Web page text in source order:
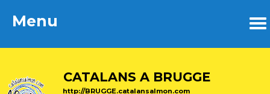
Menu
CATALANS A BRUGGE
http://BRUGGE.catalansalmon.com
Menu